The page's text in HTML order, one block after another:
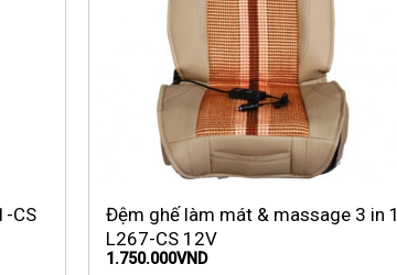
CS
Đệm ghế làm mát & massage 3 in 1
L267-CS 12V
1.750.000VND